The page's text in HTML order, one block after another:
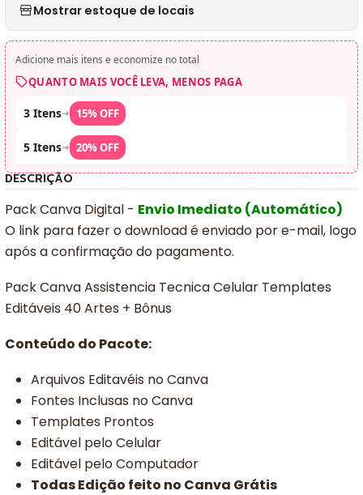
Mostrar estoque de locais
Adicione mais itens e economize no total
QUANTO MAIS VOCÊ LEVA, MENOS PAGA
3 Itens➜ 15% OFF
5 Itens➜ 20% OFF
DESCRIÇÃO
Pack Canva Digital - Envio Imediato (Automático)
O link para fazer o download é enviado por e-mail, logo
após a confirmação do pagamento.
Pack Canva Assistencia Tecnica Celular Templates
Editáveis 40 Artes + Bônus
Conteúdo do Pacote:
Arquivos Editavéis no Canva
Fontes Inclusas no Canva
Templates Prontos
Editável pelo Celular
Editável pelo Computador
Todas Edição feito no Canva Grátis